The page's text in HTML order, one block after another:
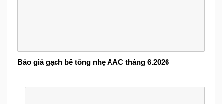
Báo giá gạch bê tông nhẹ AAC tháng 6.2026